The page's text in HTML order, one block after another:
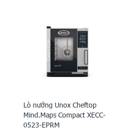
Lò nướng Unox Cheftop
Mind.Maps Compact XECC-
0523-EPRM